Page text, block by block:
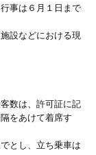
事は６月１日まで
設などにおける現
数は、許可証に記
をあけて着席す
とし、立ち乗車は